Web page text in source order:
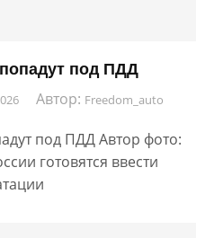
под ПДД
Автор: Freedom_auto
под ПДД Автор фото:
готовятся ввести